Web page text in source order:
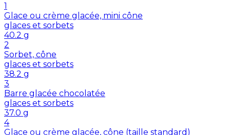
1
Glace ou crème glacée, mini cône
glaces et sorbets
40.2 g
2
Sorbet, cône
glaces et sorbets
38.2 g
3
Barre glacée chocolatée
glaces et sorbets
37.0 g
4
Glace ou crème glacée, cône (taille standard)